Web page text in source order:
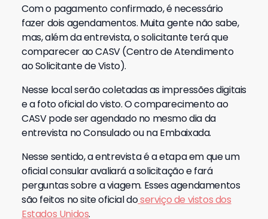
Com o pagamento confirmado, é necessário
fazer dois agendamentos. Muita gente não sabe,
mas, além da entrevista, o solicitante terá que
comparecer ao CASV (Centro de Atendimento
ao Solicitante de Visto).
Nesse local serão coletadas as impressões digitais
e a foto oficial do visto. O comparecimento ao
CASV pode ser agendado no mesmo dia da
entrevista no Consulado ou na Embaixada.
Nesse sentido, a entrevista é a etapa em que um
oficial consular avaliará a solicitação e fará
perguntas sobre a viagem. Esses agendamentos
são feitos no site oficial doserviço de vistos dos
Estados Unidos.